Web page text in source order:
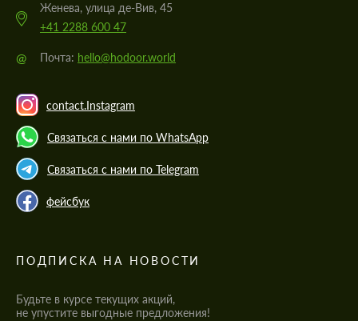
Женева, улица де-Вив, 45
+41 2288 600 47
@ Почта: hello@hodoor.world
contact.Instagram
Связаться с нами по WhatsApp
Связаться с нами по Telegram
фейсбук
ПОДПИСКА НА НОВОСТИ
Будьте в курсе текущих акций,
не упустите выгодные предложения!